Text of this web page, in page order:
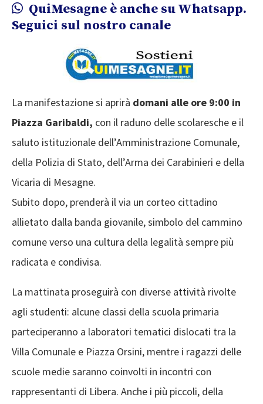
QuiMesagne è anche su Whatsapp.
Seguici sul nostro canale
La manifestazione si aprirà domani alle ore 9:00 in
Piazza Garibaldi, con il raduno delle scolaresche e il
saluto istituzionale dell’Amministrazione Comunale,
della Polizia di Stato, dell’Arma dei Carabinieri e della
Vicaria di Mesagne.
Subito dopo, prenderà il via un corteo cittadino
allietato dalla banda giovanile, simbolo del cammino
comune verso una cultura della legalità sempre più
radicata e condivisa.
La mattinata proseguirà con diverse attività rivolte
agli studenti: alcune classi della scuola primaria
parteciperanno a laboratori tematici dislocati tra la
Villa Comunale e Piazza Orsini, mentre i ragazzi delle
scuole medie saranno coinvolti in incontri con
rappresentanti di Libera. Anche i più piccoli, della